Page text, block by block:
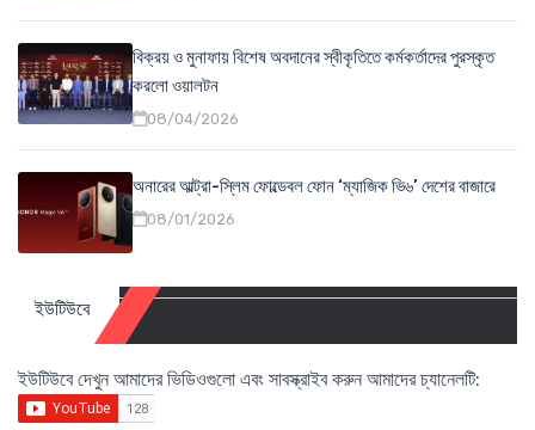
বিক্রয় ও মুনাফায় বিশেষ অবদানের স্বীকৃতিতে কর্মকর্তাদের পুরস্কৃত
করলো ওয়ালটন
08/04/2026
অনারের আল্ট্রা-স্লিম ফোল্ডেবল ফোন ‘ম্যাজিক ভি৬’ দেশের বাজারে
08/01/2026
ইউটিউবে
ইউটিউবে দেখুন আমাদের ভিডিওগুলো এবং সাবস্ক্রাইব করুন আমাদের চ্যানেলটি: